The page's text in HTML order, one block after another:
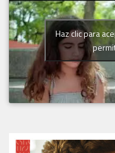
Haz clic para